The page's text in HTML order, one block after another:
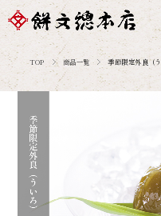
TOP 商品一覧 季節限定外良（